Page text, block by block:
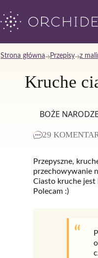
Strona główna Przepisy z
Kruche
BOŻE
29
Przepyszne,
przechowywanie
Ciasto kruche jest
Polecam :)